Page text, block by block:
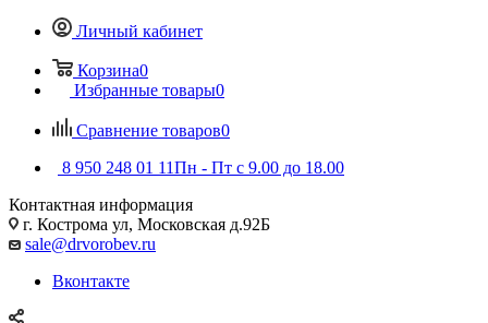
Личный кабинет
Корзина0
Избранные товары0
Сравнение товаров0
8 950 248 01 11Пн - Пт с 9.00 до 18.00
Контактная информация
г. Кострома ул, Московская д.92Б
sale@drvorobev.ru
Вконтакте